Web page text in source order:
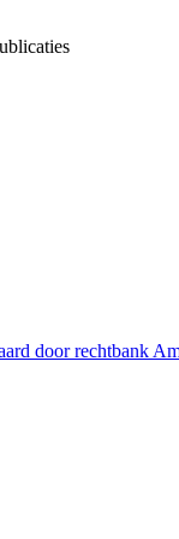
door rechtbank